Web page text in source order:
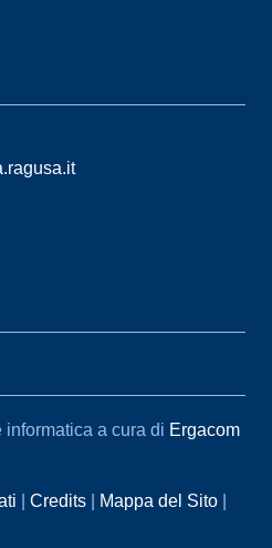
a cura di Ergacom
Credits
Mappa del Sito